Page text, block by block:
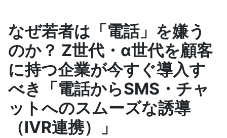
なぜ若者は「電話」を嫌う
のか？ Z世代・α世代を顧客
に持つ企業が今すぐ導入す
べき「電話からSMS・チャ
ットへのスムーズな誘導
（IVR連携）」